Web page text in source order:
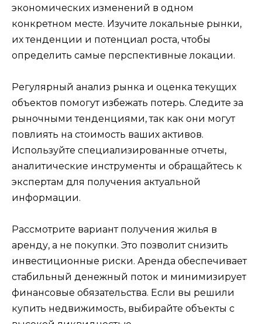
экономических изменений в одном
конкретном месте. Изучите локальные рынки,
их тенденции и потенциал роста, чтобы
определить самые перспективные локации.
Регулярный анализ рынка и оценка текущих
объектов помогут избежать потерь. Следите за
рыночными тенденциями, так как они могут
повлиять на стоимость ваших активов.
Используйте специализированные отчеты,
аналитические инструменты и обращайтесь к
экспертам для получения актуальной
информации.
Рассмотрите вариант получения жилья в
аренду, а не покупки. Это позволит снизить
инвестиционные риски. Аренда обеспечивает
стабильный денежный поток и минимизирует
финансовые обязательства. Если вы решили
купить недвижимость, выбирайте объекты с